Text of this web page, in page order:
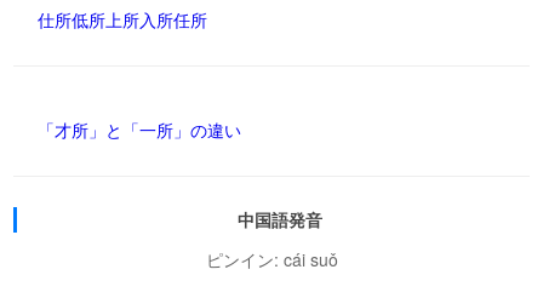
仕所低所上所入所任所
「才所」と「一所」の違い
中国語発音
ピンイン: cái suǒ